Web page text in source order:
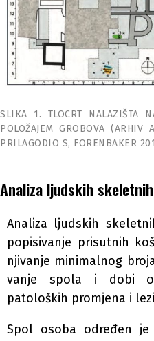
SLIKA 1. TLOCRT NALAZIŠTA
POLOŽAJEM GROBOVA (ARHIV
PRILAGODIO S, FORENBAKER
Analiza ljudskih
Analiza ljudskih
popisivanje prisutnih
njivanje minimalnog
vanje spola i dobi
patoloških promjena i
Spol osoba određen je